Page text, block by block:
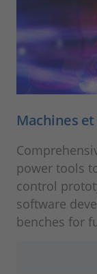
Machines
power tools
control
software
benches for